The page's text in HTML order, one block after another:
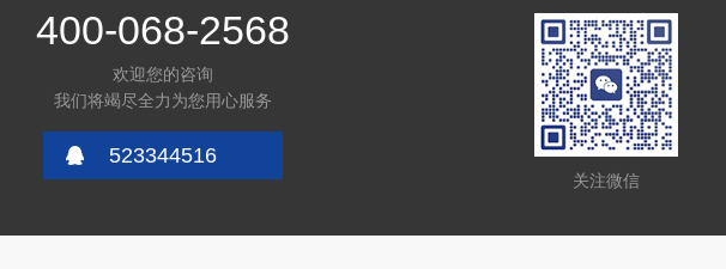
400-068-2568
欢迎您的咨询
我们将竭尽全力为您用心服务
523344516
关注微信